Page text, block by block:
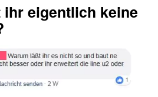
ihr eigentlich keine